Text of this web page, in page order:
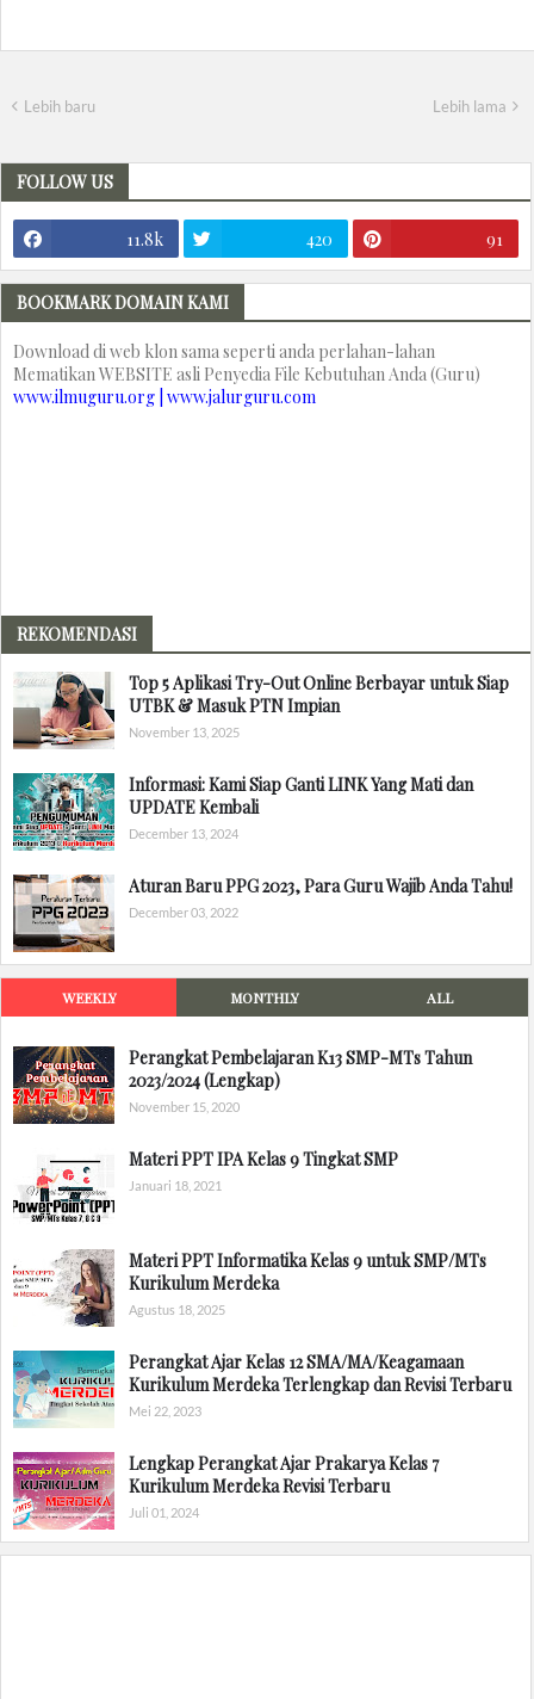
Lebih baru Lebih lama
FOLLOW US
11.8k 420 91
BOOKMARK DOMAIN KAMI
Download di web klon sama seperti anda perlahan-lahan
Mematikan WEBSITE asli Penyedia File Kebutuhan Anda (Guru)
www.ilmuguru.org | www.jalurguru.com
REKOMENDASI
Top 5 Aplikasi Try-Out Online Berbayar untuk Siap
UTBK & Masuk PTN Impian
November 13, 2025
Informasi: Kami Siap Ganti LINK Yang Mati dan
UPDATE Kembali
December 13, 2024
Aturan Baru PPG 2023, Para Guru Wajib Anda Tahu!
December 03, 2022
WEEKLY MONTHLY ALL
Perangkat Pembelajaran K13 SMP-MTs Tahun
2023/2024 (Lengkap)
November 15, 2020
Materi PPT IPA Kelas 9 Tingkat SMP
Januari 18, 2021
Materi PPT Informatika Kelas 9 untuk SMP/MTs
Kurikulum Merdeka
Agustus 18, 2025
Perangkat Ajar Kelas 12 SMA/MA/Keagamaan
Kurikulum Merdeka Terlengkap dan Revisi Terbaru
Mei 22, 2023
Lengkap Perangkat Ajar Prakarya Kelas 7
Kurikulum Merdeka Revisi Terbaru
Juli 01, 2024